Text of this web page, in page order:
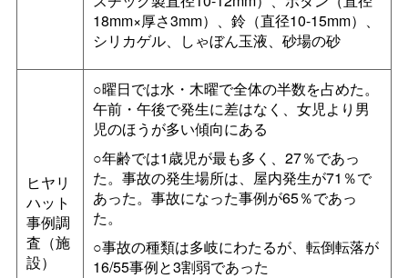
18mm×厚さ3mm）、鈴（直径10-15mm）、
シリカゲル、しゃぼん玉液、砂場の砂
ヒヤリ
ハット
事例調
査（施
設）
○曜日では水・木曜で全体の半数を占めた。
午前・午後で発生に差はなく、女児より男
児のほうが多い傾向にある
○年齢では1歳児が最も多く、27％であっ
た。事故の発生場所は、屋内発生が71％で
あった。事故になった事例が65％であっ
た。
○事故の種類は多岐にわたるが、転倒転落が
16/55事例と3割弱であった